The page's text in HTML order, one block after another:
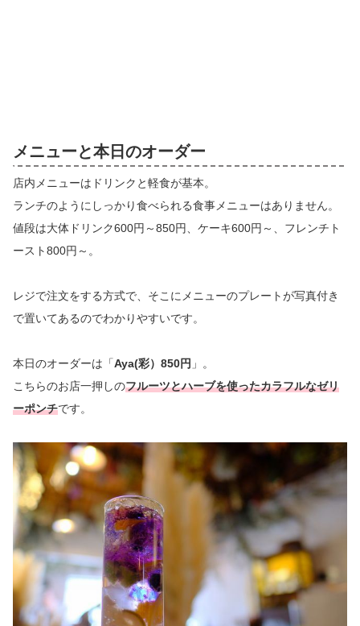
メニューと本日のオーダー
店内メニューはドリンクと軽食が基本。
ランチのようにしっかり食べられる食事メニューはありません。
値段は大体ドリンク600円～850円、ケーキ600円～、フレンチト
ースト800円～。
レジで注文をする方式で、そこにメニューのプレートが写真付き
で置いてあるのでわかりやすいです。
本日のオーダーは「Aya(彩）850円 」。
こちらのお店一押しのフルーツとハーブを使ったカラフルなゼリ
ーポンチです。